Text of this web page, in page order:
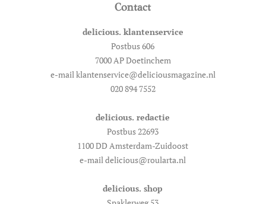
Contact
delicious. klantenservice
Postbus 606
7000 AP Doetinchem
e-mail klantenservice@deliciousmagazine.nl
020 894 7552
delicious. redactie
Postbus 22693
1100 DD Amsterdam-Zuidoost
e-mail delicious@roularta.nl
delicious. shop